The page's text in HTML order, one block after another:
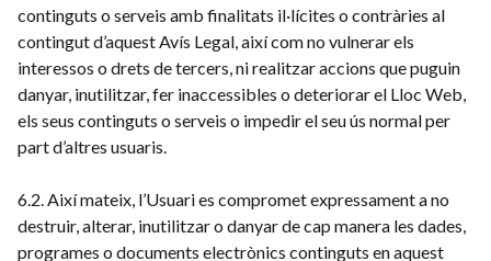
continguts o serveis amb finalitats il·lícites o contràries al
contingut d’aquest Avís Legal, així com no vulnerar els
interessos o drets de tercers, ni realitzar accions que puguin
danyar, inutilitzar, fer inaccessibles o deteriorar el Lloc Web,
els seus continguts o serveis o impedir el seu ús normal per
part d’altres usuaris.
6.2. Així mateix, l’Usuari es compromet expressament a no
destruir, alterar, inutilitzar o danyar de cap manera les dades,
programes o documents electrònics continguts en aquest